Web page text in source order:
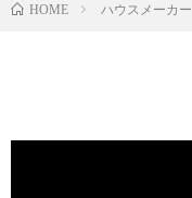
HOME ハウスメーカー